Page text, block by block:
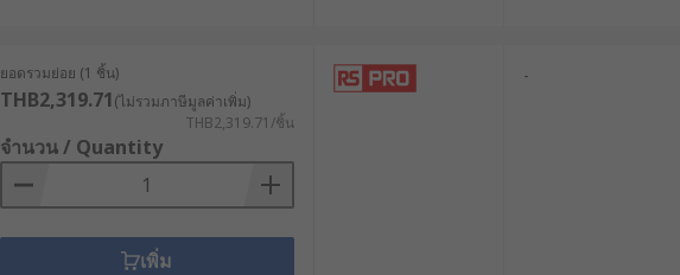
ยอดรวมย่อย (1 ชิ้น)
THB2,319.71(ไม่รวมภาษีมูลค่าเพิ่ม)
THB2,319.71/ชิ้น
จำนวน / Quantity
เพิ่ม
-